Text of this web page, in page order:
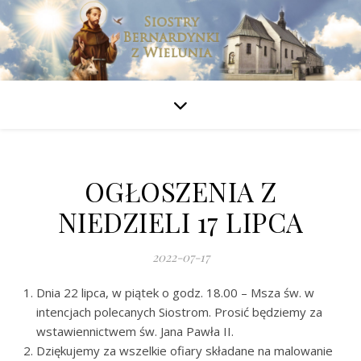
OGŁOSZENIA Z
NIEDZIELI 17 LIPCA
2022-07-17
Dnia 22 lipca, w piątek o godz. 18.00 – Msza św. w
intencjach polecanych Siostrom. Prosić będziemy za
wstawiennictwem św. Jana Pawła II.
Dziękujemy za wszelkie ofiary składane na malowanie